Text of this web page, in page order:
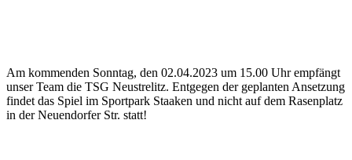
Am kommenden Sonntag, den 02.04.2023 um 15.00 Uhr empfängt
unser Team die TSG Neustrelitz. Entgegen der geplanten Ansetzung
findet das Spiel im Sportpark Staaken und nicht auf dem Rasenplatz
in der Neuendorfer Str. statt!